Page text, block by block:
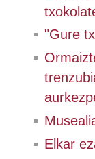
"Gure
Elkar